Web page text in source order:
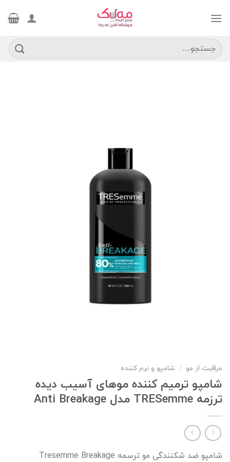
جستجو
برای:
مراقبت از مو / شامپو و نرم کننده
شامپو ترمیم کننده موهای آسیب دیده
ترزمه TRESemme مدل Anti Breakage
شامپو ضد شکنندگی مو ترسمه Tresemme Breakage